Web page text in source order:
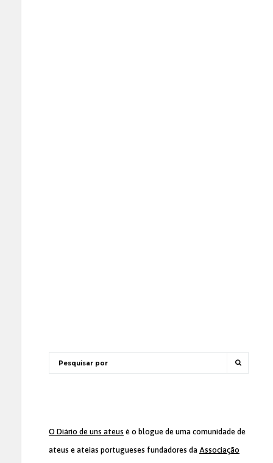
O Diário de uns ateus é o blogue de uma comunidade de
ateus e ateias portugueses fundadores da Associação